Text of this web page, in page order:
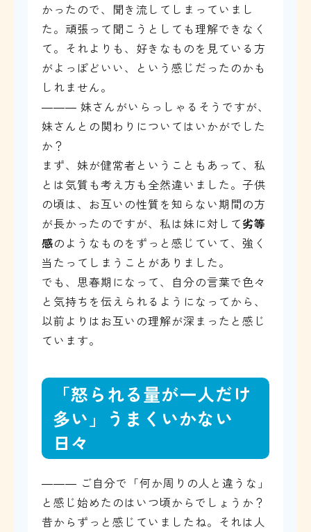
かったので、聞き流してしまっていまし
た。頑張って聞こうとしても理解できなく
て。それよりも、好きなものを見ている方
がよっぽどいい、という感じだったのかも
しれません。
――― 妹さんがいらっしゃるそうですが、
妹さんとの関わりについてはいかがでした
か？
まず、妹が健常者ということもあって、私
とは気質も考え方も全然違いました。子供
の頃は、お互いの性質を知らない期間の方
が長かったのですが、私は妹に対して劣等
感のようなものをずっと感じていて、強く
当たってしまうことがありました。
でも、思春期になって、自分の言葉で色々
と気持ちを伝えられるようになってから、
以前よりはお互いの理解が深まったと感じ
ています。
「怒られる量が一人だけ
多い」うまくいかない
日々
――― ご自分で「何か周りの人と違うな」
と感じ始めたのはいつ頃からでしょうか？
昔からずっと感じていましたね。それは人